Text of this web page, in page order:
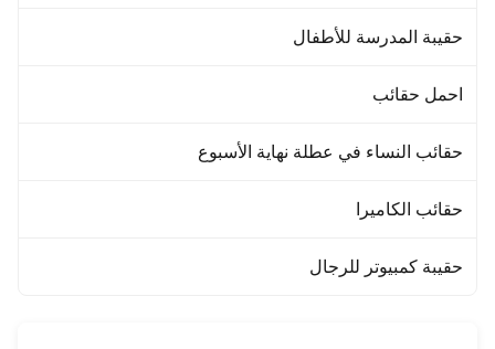
حقيبة المدرسة للأطفال
احمل حقائب
حقائب النساء في عطلة نهاية الأسبوع
حقائب الكاميرا
حقيبة كمبيوتر للرجال